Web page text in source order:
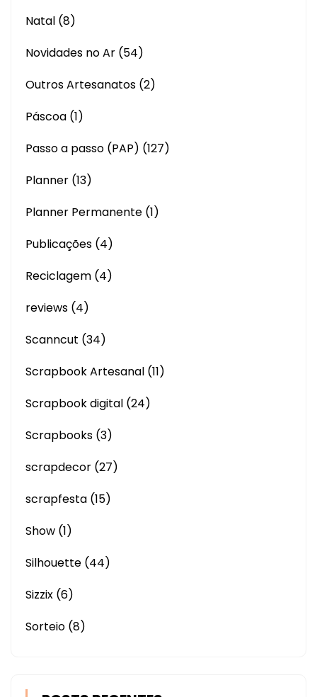
Natal (8)
Novidades no Ar (54)
Outros Artesanatos (2)
Páscoa (1)
Passo a passo (PAP) (127)
Planner (13)
Planner Permanente (1)
Publicações (4)
Reciclagem (4)
reviews (4)
Scanncut (34)
Scrapbook Artesanal (11)
Scrapbook digital (24)
Scrapbooks (3)
scrapdecor (27)
scrapfesta (15)
Show (1)
Silhouette (44)
Sizzix (6)
Sorteio (8)